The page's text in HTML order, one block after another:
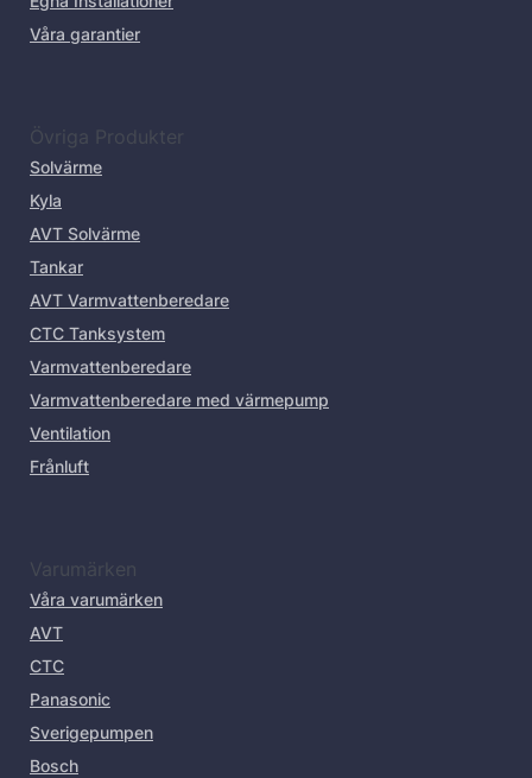
Våra garantier
Övriga Produkter
Solvärme
Kyla
AVT Solvärme
Tankar
AVT Varmvattenberedare
CTC Tanksystem
Varmvattenberedare
Varmvattenberedare med värmepump
Ventilation
Frånluft
Varumärken
Våra varumärken
AVT
CTC
Panasonic
Sverigepumpen
Bosch